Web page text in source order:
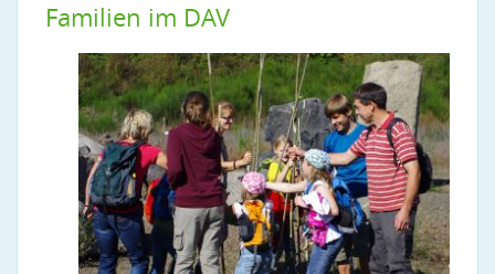
Familien im DAV